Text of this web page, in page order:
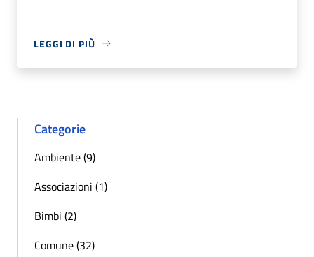
LEGGI DI PIÙ
Categorie
Ambiente (9)
Associazioni (1)
Bimbi (2)
Comune (32)